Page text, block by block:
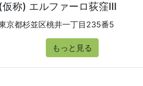
称) エルファーロ荻窪Ⅲ
京都杉並区桃井一丁目235番5
もっと見る